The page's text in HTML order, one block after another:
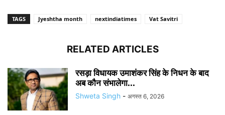
TAGS Jyeshtha month nextindiatimes Vat Savitri
RELATED ARTICLES
रसड़ा विधायक उमाशंकर सिंह के निधन के बाद
अब कौन संभालेगा...
Shweta Singh - अगस्त 6, 2026